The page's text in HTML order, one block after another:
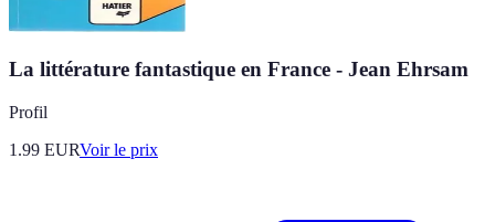
La littérature fantastique en France - Jean Ehrsam
Profil
1.99 EURVoir le prix